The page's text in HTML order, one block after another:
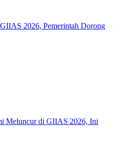
2026, Pemerintah Dorong
Meluncur di GIIAS 2026, Ini